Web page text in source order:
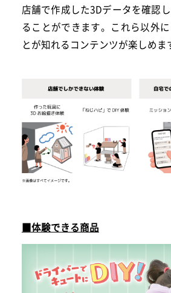
店舗で作成した3Dデータを確認
ることができます。これら以外
とが知れるコンテンツが楽しめま
■体験できる商品